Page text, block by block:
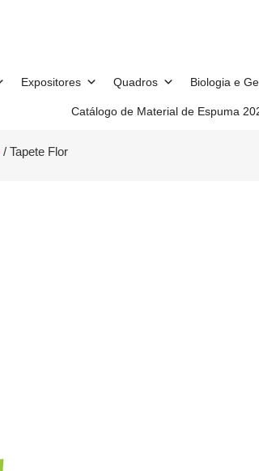
Expositores Quadros Biologia e
Catálogo de Material de Espuma
/ Tapete Flor